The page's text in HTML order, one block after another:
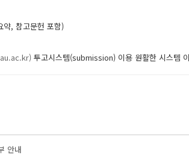
약, 참고문헌 포함)
투고시스템(submission) 이용 원활한 시스템
안내